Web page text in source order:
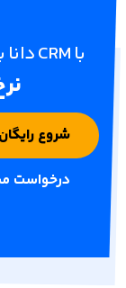
با CRM دانا به فرآیند فروش خود نظم دهید و
نرخ
شروع رایگان CRM دانا
درخواست